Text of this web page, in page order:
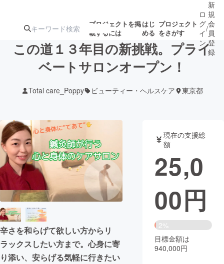
プロジェクトを掲
載するには
はじ
める
プロジェクト
をさがす
ジェクト
ターン
ジェクト
ロジェクト
もうすぐ公開
されます
アート・写真 音楽
テクノロジー・ガジェット ゲーム・
映像・映画 書籍・雑誌
チャレンジ
まちづくり・地域活性化
ロ
グ
イ
ン
/
新
規
会
員
登
録
この道１３年目の新挑戦。プライ
ベートサロンオープン！
Total care_Poppy ビューティー・ヘルスケア 東京都
辛さを和らげて欲しい方からリ
ラックスしたい方まで。心身に寄
り添い、安らげる気軽に行きたい
現在の支援総
額
25,0
00円
2%
目標金額は
940,000円